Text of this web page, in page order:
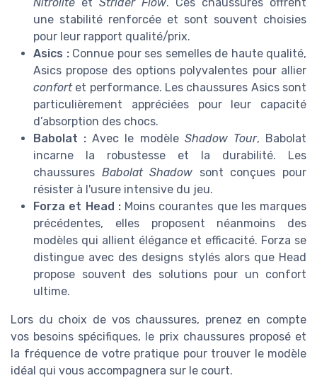
une stabilité renforcée et sont souvent choisies
pour leur rapport qualité/prix.
Asics :Connue pour ses semelles de haute qualité,
Asics propose des options polyvalentes pour allier
confortet performance. Les chaussures Asics sont
particulièrement appréciées pour leur capacité
d’absorption des chocs.
Babolat : Avec le modèle Shadow Tour, Babolat
incarne la robustesse et la durabilité. Les
chaussures Babolat Shadow sont conçues pour
résister à l'usure intensive du jeu.
Forza et Head :Moins courantes que les marques
précédentes, elles proposent néanmoins des
modèles qui allient élégance et efficacité. Forza se
distingue avec des designs stylés alors que Head
propose souvent des solutions pour un confort
ultime.
Lors du choix de vos chaussures, prenez en compte
vos besoins spécifiques, le prix chaussures proposé et
la fréquence de votre pratique pour trouver le modèle
idéal qui vous accompagnera sur le court.